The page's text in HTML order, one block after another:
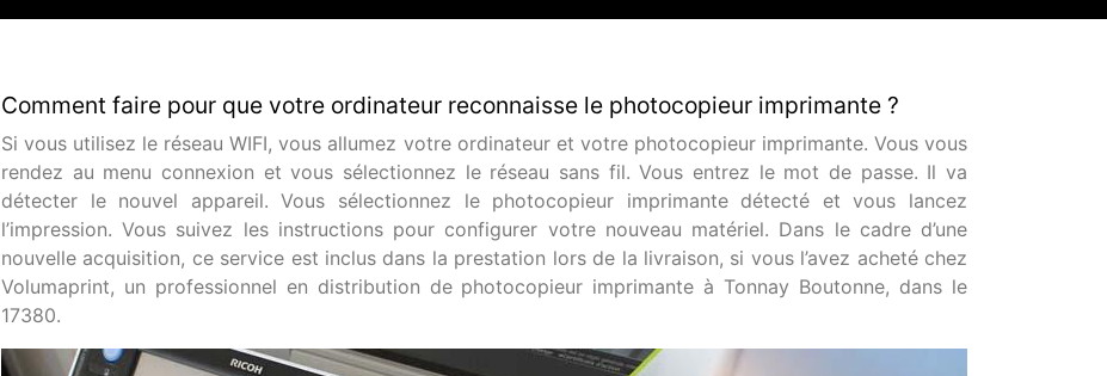
Comment faire pour que votre ordinateur reconnaisse le photocopieur imprimante ?
Si vous utilisez le réseau WIFI, vous allumez votre ordinateur et votre photocopieur imprimante. Vous vous
rendez au menu connexion et vous sélectionnez le réseau sans fil. Vous entrez le mot de passe. Il va
détecter le nouvel appareil. Vous sélectionnez le photocopieur imprimante détecté et vous lancez
l’impression. Vous suivez les instructions pour configurer votre nouveau matériel. Dans le cadre d’une
nouvelle acquisition, ce service est inclus dans la prestation lors de la livraison, si vous l’avez acheté chez
Volumaprint, un professionnel en distribution de photocopieur imprimante à Tonnay Boutonne, dans le
17380.